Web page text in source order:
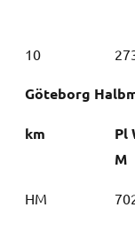
10
Göteborg
km
Pl
M
HM